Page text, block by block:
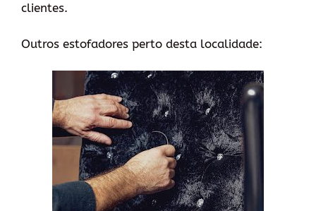
clientes.
Outros estofadores perto desta localidade: